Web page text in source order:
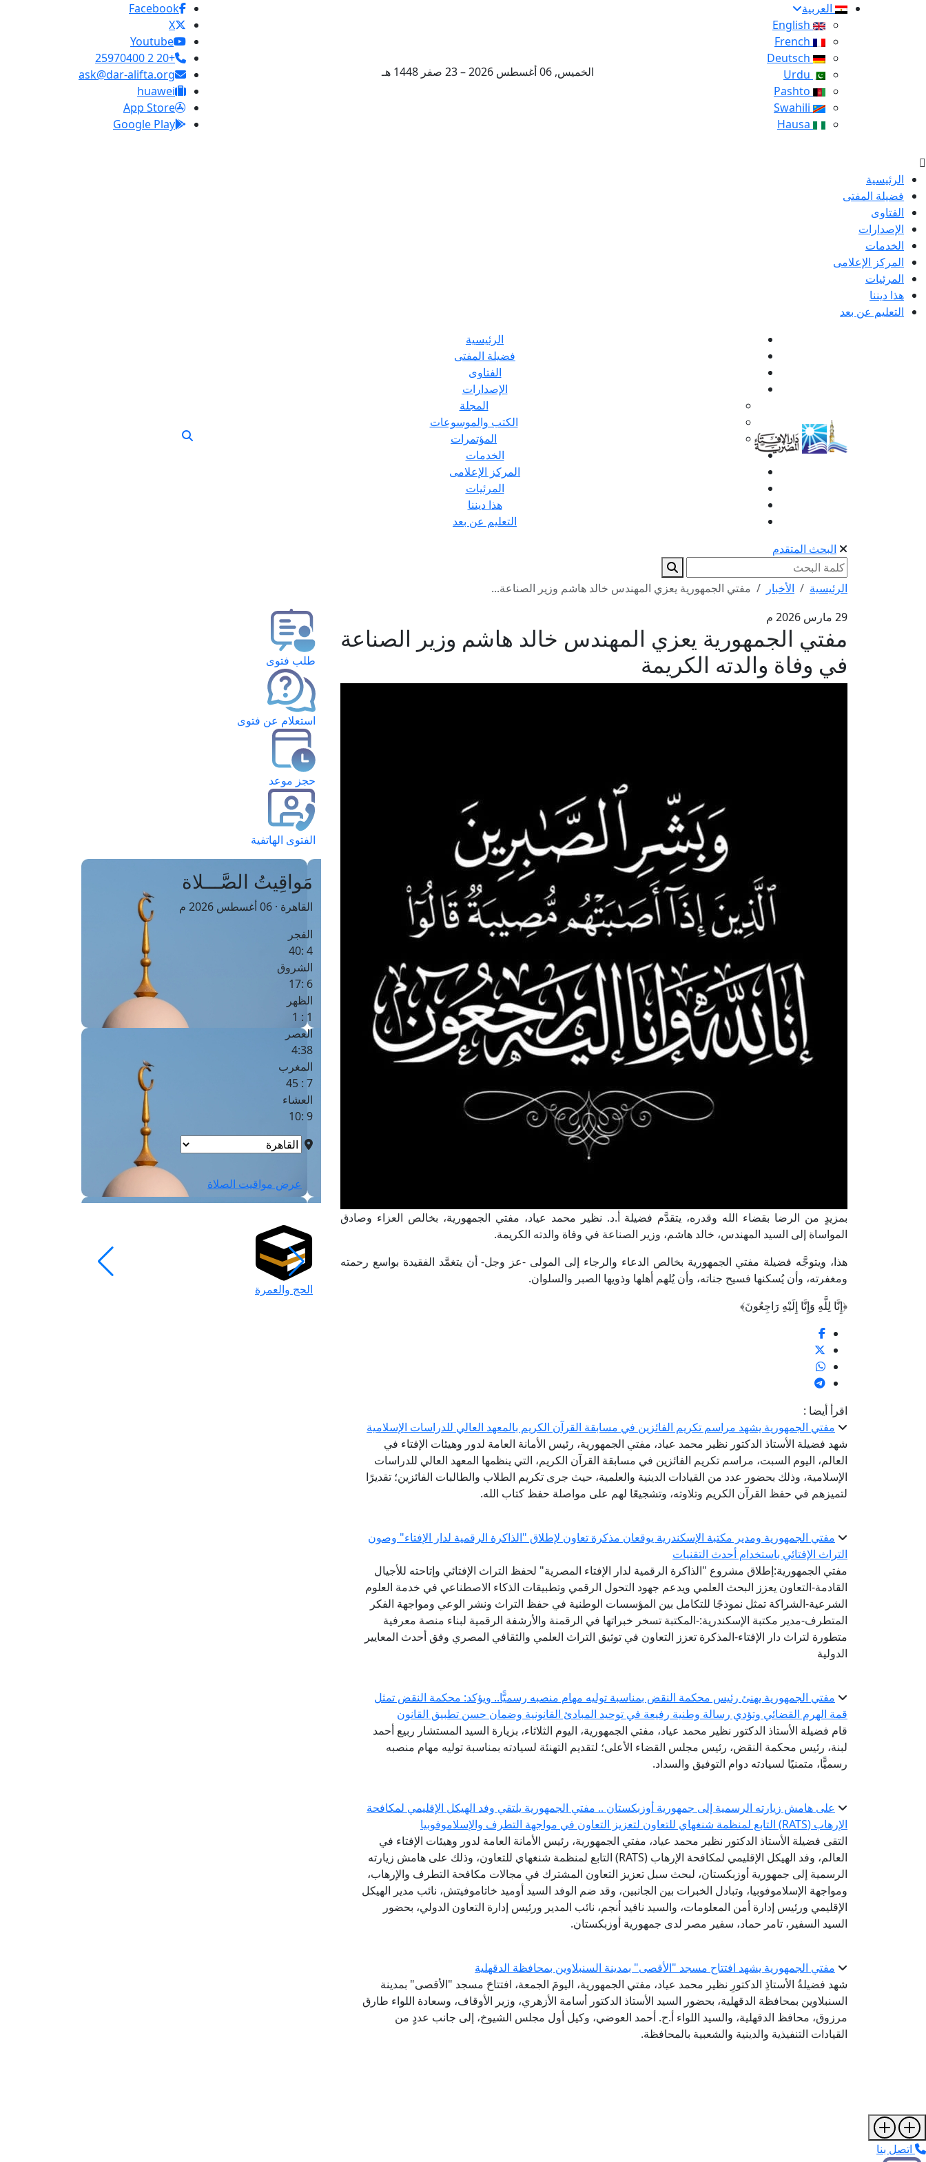
العربية
الخميس, 06 أغسطس 2026 – 23 صفر 1448 هـ
Facebook
X
Youtube
+20 2 25970400
ask@dar-alifta.org
huawei
App Store
Google Play
الرئيسية
فضيلة المفتى
الفتاوى
الإصدارات
الخدمات
المركز الإعلامى
المرئيات
هذا ديننا
التعليم عن بعد
الرئيسية
فضيلة المفتى
الفتاوى
الإصدارات
المجلة
الكتب والموسوعات
المؤتمرات
الخدمات
المركز الإعلامى
المرئيات
هذا ديننا
التعليم عن بعد
البحث المتقدم
الرئيسية الأخبار
مفتي الجمهورية يعزي المهندس خالد هاشم وزير الصناعة...
29 مارس 2026 م
مفتي الجمهورية يعزي المهندس خالد هاشم وزير الصناعة
في وفاة والدته الكريمة
بمزيدٍ من الرضا بقضاء الله وقدره، يتقدَّم فضيلة أ.د. نظير محمد عياد، مفتي الجمهورية، بخالص العزاء وصادق
المواساة إلى السيد المهندس، خالد هاشم، وزير الصناعة في وفاة والدته الكريمة.
هذا، ويتوجَّه فضيلة مفتي الجمهورية بخالص الدعاء والرجاء إلى المولى -عز وجل- أن يتغمَّد الفقيدة بواسع رحمته
ومغفرته، وأن يُسكنها فسيح جناته، وأن يُلهم أهلها وذويها الصبر والسلوان.
﴿إِنَّا لِلَّهِ وَإِنَّا إِلَيْهِ رَاجِعُونَ﴾
اقرأ أيضا :
مفتي الجمهورية يشهد مراسم تكريم الفائزين في مسابقة القرآن الكريم بالمعهد العالي للدراسات الإسلامية
شهد فضيلة الأستاذ الدكتور نظير محمد عياد، مفتي الجمهورية، رئيس الأمانة العامة لدور وهيئات الإفتاء في
العالم، اليوم السبت، مراسم تكريم الفائزين في مسابقة القرآن الكريم، التي ينظمها المعهد العالي للدراسات
الإسلامية، وذلك بحضور عدد من القيادات الدينية والعلمية، حيث جرى تكريم الطلاب والطالبات الفائزين؛ تقديرًا
لتميزهم في حفظ القرآن الكريم وتلاوته، وتشجيعًا لهم على مواصلة حفظ كتاب الله.
مفتي الجمهورية ومدير مكتبة الإسكندرية يوقعان مذكرة تعاون لإطلاق "الذاكرة الرقمية لدار الإفتاء" وصون
التراث الإفتائي باستخدام أحدث التقنيات
مفتي الجمهورية:إطلاق مشروع "الذاكرة الرقمية لدار الإفتاء المصرية" لحفظ التراث الإفتائي وإتاحته للأجيال
القادمة-التعاون يعزز البحث العلمي ويدعم جهود التحول الرقمي وتطبيقات الذكاء الاصطناعي في خدمة العلوم
الشرعية-الشراكة تمثل نموذجًا للتكامل بين المؤسسات الوطنية في حفظ التراث ونشر الوعي ومواجهة الفكر
المتطرف-مدير مكتبة الإسكندرية:-المكتبة تسخر خبراتها في الرقمنة والأرشفة الرقمية لبناء منصة معرفية
متطورة لتراث دار الإفتاء-المذكرة تعزز التعاون في توثيق التراث العلمي والثقافي المصري وفق أحدث المعايير
الدولية
مفتي الجمهورية يهنئ رئيس محكمة النقض بمناسبة توليه مهام منصبه رسميًّا.. ويؤكد: محكمة النقض تمثل
قمة الهرم القضائي وتؤدي رسالة وطنية رفيعة في توحيد المبادئ القانونية وضمان حسن تطبيق القانون
قام فضيلة الأستاذ الدكتور نظير محمد عياد، مفتي الجمهورية، اليوم الثلاثاء، بزيارة السيد المستشار ربيع أحمد
لبنة، رئيس محكمة النقض، رئيس مجلس القضاء الأعلى؛ لتقديم التهنئة لسيادته بمناسبة توليه مهام منصبه
رسميًّا، متمنيًا لسيادته دوام التوفيق والسداد.
على هامش زيارته الرسمية إلى جمهورية أوزبكستان .. مفتي الجمهورية يلتقي وفد الهيكل الإقليمي لمكافحة
الإرهاب (RATS) التابع لمنظمة شنغهاي للتعاون لتعزيز التعاون في مواجهة التطرف والإسلاموفوبيا
التقى فضيلة الأستاذ الدكتور نظير محمد عياد، مفتي الجمهورية، رئيس الأمانة العامة لدور وهيئات الإفتاء في
العالم، وفد الهيكل الإقليمي لمكافحة الإرهاب (RATS) التابع لمنظمة شنغهاي للتعاون، وذلك على هامش زيارته
الرسمية إلى جمهورية أوزبكستان، لبحث سبل تعزيز التعاون المشترك في مجالات مكافحة التطرف والإرهاب،
ومواجهة الإسلاموفوبيا، وتبادل الخبرات بين الجانبين، وقد ضم الوفد السيد أوميد خاتاموفيتش، نائب مدير الهيكل
الإقليمي ورئيس إدارة أمن المعلومات، والسيد نافيد أنجم، نائب المدير ورئيس إدارة التعاون الدولي، بحضور
السيد السفير، تامر حماد، سفير مصر لدى جمهورية أوزبكستان.
مفتي الجمهورية يشهد افتتاح مسجد "الأقصى" بمدينة السنبلاوين بمحافظة الدقهلية
شهد فضيلةُ الأستاذِ الدكتورِ نظير محمد عياد، مفتي الجمهورية، اليومَ الجمعة، افتتاحَ مسجد "الأقصى" بمدينة
السنبلاوين بمحافظة الدقهلية، بحضور السيد الأستاذ الدكتور أسامة الأزهري، وزير الأوقاف، وسعادة اللواء طارق
مرزوق، محافظ الدقهلية، والسيد اللواء أ.ح. أحمد العوضي، وكيل أول مجلس الشيوخ، إلى جانب عددٍ من
القيادات التنفيذية والدينية والشعبية بالمحافظة.
طلب فتوى
استعلام عن فتوى
حجز موعد
الفتوى الهاتفية
مَواقِيتُ الصَّـــلاة
القاهرة · 06 أغسطس 2026 م
الفجر
4 :40
الشروق
6 :17
الظهر
1 : 1
العصر
4:38
المغرب
7 : 45
العشاء
9 :10
عرض مواقيت الصلاة
الحج والعمرة
اتصل بنا